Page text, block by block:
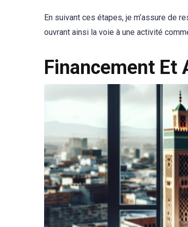
En suivant ces étapes, je m’assure de
ouvrant ainsi la voie à une activité
Financement Et